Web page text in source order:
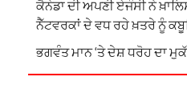
ਕੈਨੇਡਾ ਦੀ ਅਪਣੀ ਏਜੰਸੀ ਨੇ
ਨੈੱਟਵਰਕਾਂ ਦੇ ਵਧ ਰਹੇ ਖ਼ਤਰੇ ਨੂੰ
ਭਗਵੰਤ ਮਾਨ ‘ਤੇ ਦੇਸ਼ ਧਰੋਹ ਦਾ